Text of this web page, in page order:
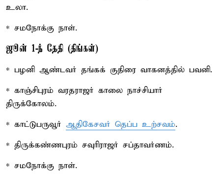
உலா.
* சமநோக்கு நாள்.
ஜூன் 1-ந் தேதி (திங்கள்)
* பழனி ஆண்டவர் தங்கக் குதிரை வாகனத்தில் பவனி.
* காஞ்சிபுரம் வரதராஜர் காலை நாச்சியார்
திருக்கோலம்.
* காட்டுபருவூர் ஆதிகேசவர் தெப்ப உற்சவம்.
* திருக்கண்ணபுரம் சவுரிராஜர் சப்தாவர்ணம்.
* சமநோக்கு நாள்.